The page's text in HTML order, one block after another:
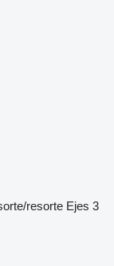
resorte Ejes 3